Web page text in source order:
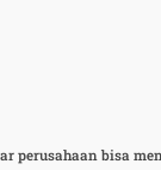
perusahaan bisa